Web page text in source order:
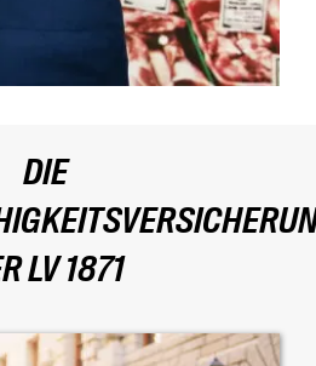
DIE
LV 1871